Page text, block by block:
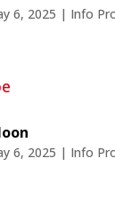
6, 2025 | Info
6, 2025 | Info